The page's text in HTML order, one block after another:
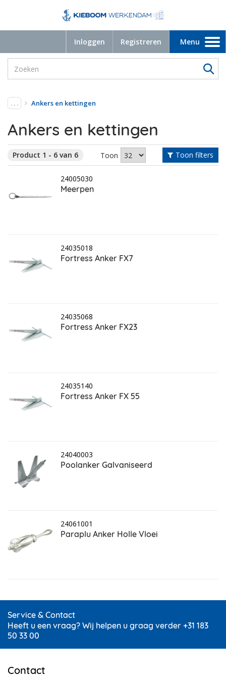
Inloggen Registreren
Toggle
navigation
Menu
. . . Ankers en kettingen
Ankers en kettingen
Product 1 - 6 van 6 Toon Toon filters
24005030
Meerpen
24035018
Fortress Anker FX7
24035068
Fortress Anker FX23
24035140
Fortress Anker FX 55
24040003
Poolanker Galvaniseerd
24061001
Paraplu Anker Holle Vloei
Service & Contact
Heeft u een vraag? Wij helpen u graag verder +31 183
50 33 00
Contact